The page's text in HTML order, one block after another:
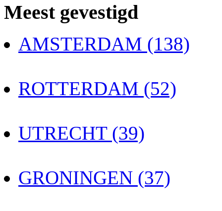
Meest gevestigd
AMSTERDAM (138)
ROTTERDAM (52)
UTRECHT (39)
GRONINGEN (37)